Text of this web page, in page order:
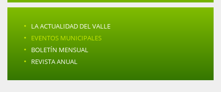
· LA ACTUALIDAD DEL VALLE
· EVENTOS MUNICIPALES
· BOLETÍN MENSUAL
· REVISTA ANUAL